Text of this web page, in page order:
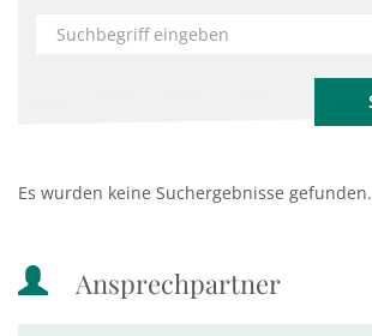
Es wurden keine Suchergebnisse gefunden.
Ansprechpartner